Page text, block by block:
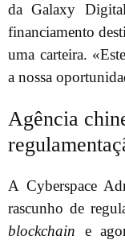
da Galaxy
financiamento
uma carteira.
a nossa
Agência
A Cyberspace
rascunho de
blockchain e